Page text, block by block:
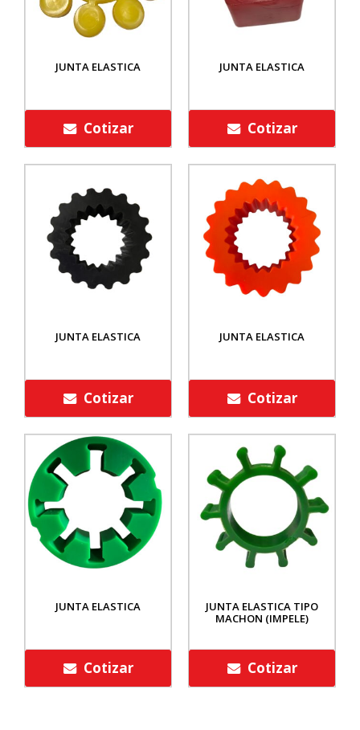
JUNTA ELASTICA
Cotizar
JUNTA ELASTICA
Cotizar
JUNTA ELASTICA
Cotizar
JUNTA ELASTICA
Cotizar
JUNTA ELASTICA
Cotizar
JUNTA ELASTICA TIPO
MACHON (IMPELE)
Cotizar